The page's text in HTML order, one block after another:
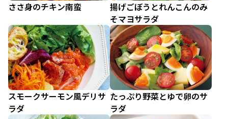
ささ身のチキン南蛮
揚げごぼうとれんこんのみ
そマヨサラダ
スモークサーモン風デリサ
ラダ
たっぷり野菜とゆで卵のサ
ラダ